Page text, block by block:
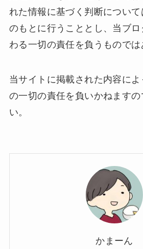
れた情報に基づく判断につい
のもとに行うこととし、当ブ
わる一切の責任を負うものでは
当サイトに掲載された内容に
の一切の責任を負いかねますの
い。
かまーん